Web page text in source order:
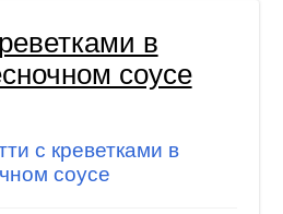
в
соусе
с креветками в
соусе